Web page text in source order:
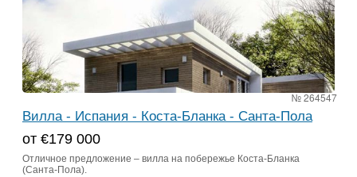
№ 264547
Вилла - Испания - Коста-Бланка - Санта-Пола
от €179 000
Отличное предложение – вилла на побережье Коста-Бланка
(Санта-Пола).